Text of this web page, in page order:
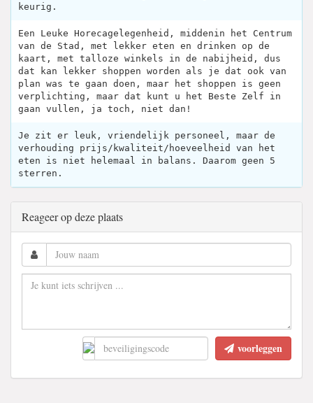
keurig.
Een Leuke Horecagelegenheid, middenin het Centrum
van de Stad, met lekker eten en drinken op de
kaart, met talloze winkels in de nabijheid, dus
dat kan lekker shoppen worden als je dat ook van
plan was te gaan doen, maar het shoppen is geen
verplichting, maar dat kunt u het Beste Zelf in
gaan vullen, ja toch, niet dan!
Je zit er leuk, vriendelijk personeel, maar de
verhouding prijs/kwaliteit/hoeveelheid van het
eten is niet helemaal in balans. Daarom geen 5
sterren.
Reageer op deze plaats
voorleggen